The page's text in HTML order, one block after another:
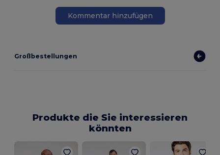
Kommentar hinzufügen
Großbestellungen
Produkte die Sie interessieren
könnten